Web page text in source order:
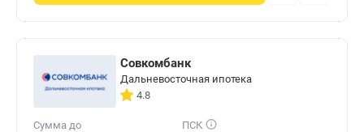
Совкомбанк
Дальневосточная ипотека
4.8
Сумма до
ПСК